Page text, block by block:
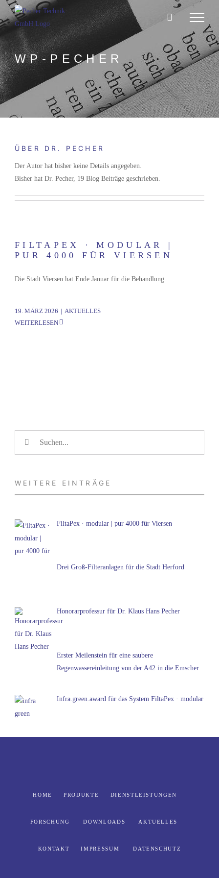
Zum
Inhalt
springen
WP-PECHER
ÜBER DR. PECHER
Der Autor hat bisher keine Details angegeben.
Bisher hat Dr. Pecher, 19 Blog Beiträge geschrieben.
FILTAPEX · MODULAR |
PUR 4000 FÜR VIERSEN
Die Stadt Viersen hat Ende Januar für die Behandlung ...
19. MÄRZ 2026 | AKTUELLES
WEITERLESEN
WEITERE EINTRÄGE
FiltaPex · modular | pur 4000 für Viersen
Drei Groß-Filteranlagen für die Stadt Herford
Honorarprofessur für Dr. Klaus Hans Pecher
Erster Meilenstein für eine saubere
Regenwassereinleitung von der A42 in die Emscher
Infra.green.award für das System FiltaPex · modular
HOME PRODUKTE DIENSTLEISTUNGEN
FORSCHUNG DOWNLOADS AKTUELLES
KONTAKT IMPRESSUM DATENSCHUTZ